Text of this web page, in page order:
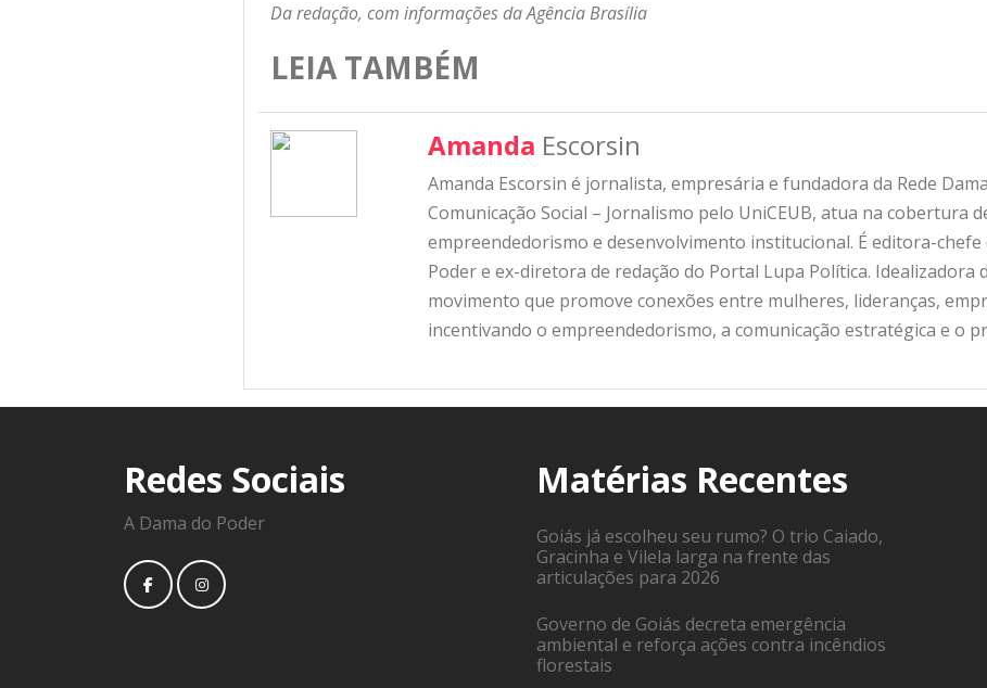
Da redação, com informações da Agência Brasília
LEIA TAMBÉM
Amanda Escorsin
Amanda Escorsin é jornalista, empresária e fundadora da Rede
Comunicação Social – Jornalismo pelo UniCEUB, atua na cobertura
empreendedorismo e desenvolvimento institucional. É editora-chefe
Poder e ex-diretora de redação do Portal Lupa Política. Idealizadora
movimento que promove conexões entre mulheres, lideranças,
incentivando o empreendedorismo, a comunicação estratégica e o
Redes Sociais
A Dama do Poder
Matérias Recentes
Goiás já escolheu seu rumo? O trio Caiado,
Gracinha e Vilela larga na frente das
articulações para 2026
Governo de Goiás decreta emergência
ambiental e reforça ações contra incêndios
florestais